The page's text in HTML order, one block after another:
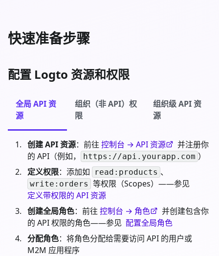
快速准备步骤
配置 Logto 资源和权限
全局 API 资
源
组织（非 API）权
限
组织级 API 资
源
创建 API 资源：前往 控制台 → API 资源
并注册你
的 API（例如，
https://api.yourapp.com ）
定义权限：添加如 read:products 、
write:orders 等权限（Scopes）——参见
定义带权限的 API 资源
创建全局角色：前往 控制台 → 角色
并创建包含你
的 API 权限的角色——参见 配置全局角色
分配角色：将角色分配给需要访问 API 的用户或
M2M 应用程序